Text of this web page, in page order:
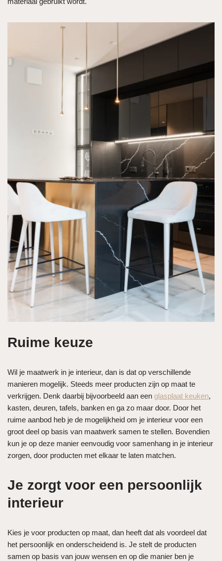
Ruime keuze
Wil je maatwerk in je interieur, dan is dat op verschillende
manieren mogelijk. Steeds meer producten zijn op maat te
verkrijgen. Denk daarbij bijvoorbeeld aan een glasplaat keuken,
kasten, deuren, tafels, banken en ga zo maar door. Door het
ruime aanbod heb je de mogelijkheid om je interieur voor een
groot deel op basis van maatwerk samen te stellen. Bovendien
kun je op deze manier eenvoudig voor samenhang in je interieur
zorgen, door producten met elkaar te laten matchen.
Je zorgt voor een persoonlijk
interieur
Kies je voor producten op maat, dan heeft dat als voordeel dat
het persoonlijk en onderscheidend is. Je stelt de producten
samen op basis van jouw wensen en op die manier ben je